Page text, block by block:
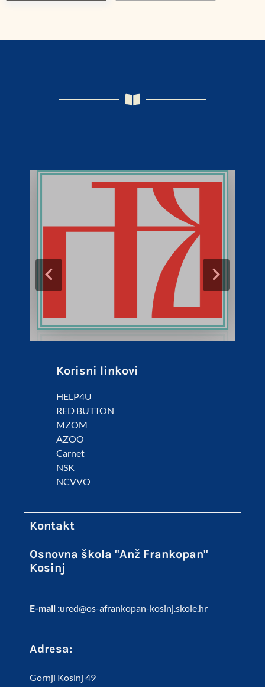
Korisni linkovi
HELP4U
RED BUTTON
MZOM
AZOO
Carnet
NSK
NCVVO
Kontakt
Osnovna škola "Anž Frankopan"
Kosinj
E-mail :ured@os-afrankopan-kosinj.skole.hr
Adresa:
Gornji Kosinj 49